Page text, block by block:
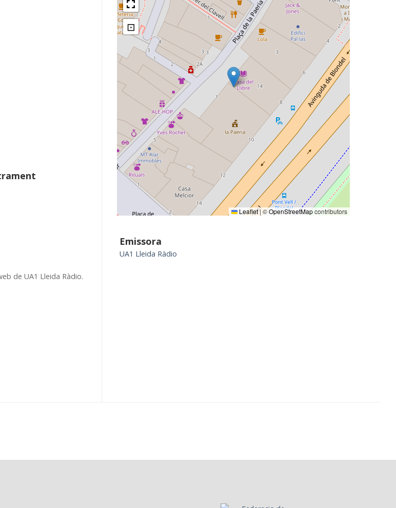
de UA1 Lleida Ràdio.
⊡
Leaflet|©OpenStreetMapcontributors
Emissora
UA1 Lleida Ràdio